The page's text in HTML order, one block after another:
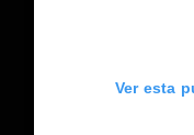
Ver esta